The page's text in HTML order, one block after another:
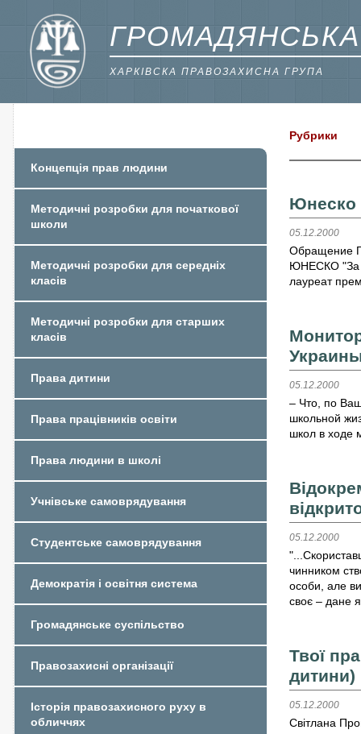
ГРОМАДЯНСЬКА
ХАРКІВСКА ПРАВОЗАХИСНА ГРУПА
Рубрики
Юнеско
05.12.2000
Обращение
ЮНЕСКО "За
лауреат
05.12.2000
– Что, по
школьной
школ в ходе
05.12.2000
чинником
особи, але
своє – дане
Твої
дитини)
05.12.2000
Світлана
Концепція прав людини
Методичні розробки для початкової
школи
Методичні розробки для середніх
класів
Методичні розробки для старших
класів
Права дитини
Права працівників освіти
Права людини в школі
Учнівське самоврядування
Студентське самоврядування
Демократія і освітня система
Громадянське суспільство
Правозахисні організації
Історія правозахисного руху в
обличчях